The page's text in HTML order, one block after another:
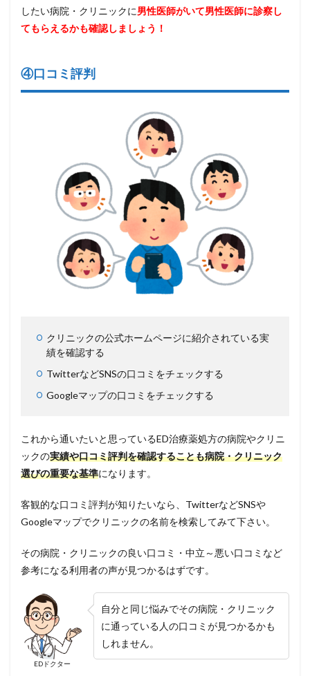
したい病院・クリニックに男性医師がいて男性医師に診察し
てもらえるかも確認しましょう！
④口コミ評判
クリニックの公式ホームページに紹介されている実
績を確認する
TwitterなどSNSの口コミをチェックする
Googleマップの口コミをチェックする
これから通いたいと思っているED治療薬処方の病院やクリニ
ックの実績や口コミ評判を確認することも病院・クリニック
選びの重要な基準になります。
客観的な口コミ評判が知りたいなら、TwitterなどSNSや
Googleマップでクリニックの名前を検索してみて下さい。
その病院・クリニックの良い口コミ・中立～悪い口コミなど
参考になる利用者の声が見つかるはずです。
EDドクター
自分と同じ悩みでその病院・クリニック
に通っている人の口コミが見つかるかも
しれません。